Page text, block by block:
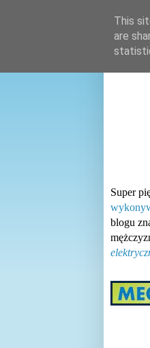
Super
blogu
This
are